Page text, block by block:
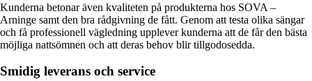
Kunderna betonar även kvaliteten på produkterna hos SOVA –
Arninge samt den bra rådgivning de fått. Genom att testa olika sängar
och få professionell vägledning upplever kunderna att de får den bästa
möjliga nattsömnen och att deras behov blir tillgodosedda.
Smidig leverans och service